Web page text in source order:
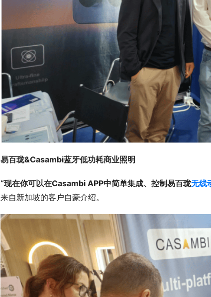
易百珑&Casambi蓝牙低功耗商业照明
“现在你可以在Casambi APP中简单集成、控制易百珑无线
来自新加坡的客户自豪介绍。